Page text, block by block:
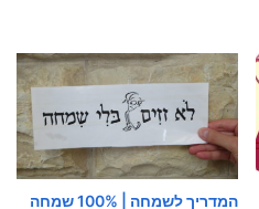
המדריך לשמחה | 100% שמחה